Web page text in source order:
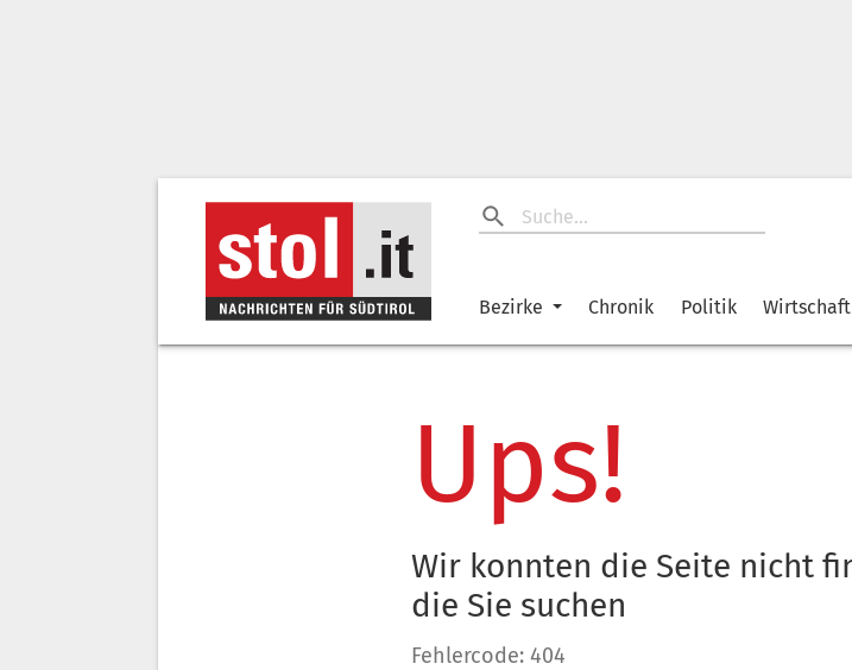
Bezirke Chronik Politik Wirtschaft
Ups!
Wir konnten die Seite nicht
die Sie suchen
Fehlercode: 404